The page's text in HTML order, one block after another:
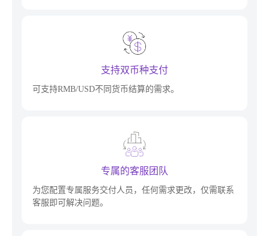
支持双币种支付
可支持RMB/USD不同货币结算的需求。
专属的客服团队
为您配置专属服务交付人员，任何需求更改，仅需联系
客服即可解决问题。